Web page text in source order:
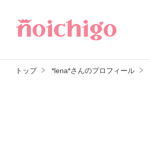
トップ *lena*さんのプロフィール